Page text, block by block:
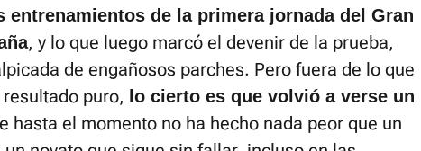
entrenamientos de la primera jornada del Gran
, y lo que luego marcó el devenir de la prueba,
de engañosos parches. Pero fuera de lo que
puro, lo cierto es que volvió a verse un
hasta el momento no ha hecho nada peor que un